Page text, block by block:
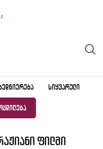
ᲡᲘᲧᲕᲐᲠᲣᲚᲘ
ფილმი